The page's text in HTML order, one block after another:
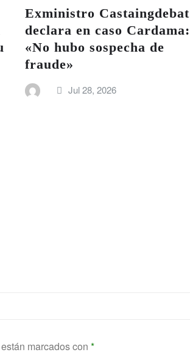
Exministro Castaingdebat
declara en caso Cardama:
«No hubo sospecha de
fraude»
Jul 28, 2026
marcados con *